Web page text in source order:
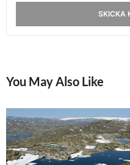
You May Also Like